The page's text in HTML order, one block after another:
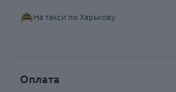
На такси по Харькову
Оплата